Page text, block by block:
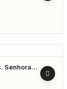
Senhora